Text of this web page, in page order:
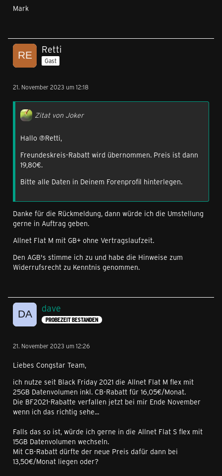
Mark
Retti
Gast
21. November 2023 um 12:18
Zitat von Joker
Hallo @Retti,
Freundeskreis-Rabatt wird übernommen. Preis ist dann
19,80€.
Bitte alle Daten in Deinem Forenprofil hinterlegen.
Danke für die Rückmeldung, dann würde ich die Umstellung
gerne in Auftrag geben.
Allnet Flat M mit GB+ ohne Vertragslaufzeit.
Den AGB's stimme ich zu und habe die Hinweise zum
Widerrufsrecht zu Kenntnis genommen.
dave
PROBEZEIT BESTANDEN
21. November 2023 um 12:26
Liebes Congstar Team,
ich nutze seit Black Friday 2021 die Allnet Flat M flex mit
25GB Datenvolumen inkl. CB-Rabatt für 16,05€/Monat.
Die BF2021-Rabatte verfallen jetzt bei mir Ende November
wenn ich das richtig sehe...
Falls das so ist, würde ich gerne in die Allnet Flat S flex mit
15GB Datenvolumen wechseln.
Mit CB-Rabatt dürfte der neue Preis dafür dann bei
13,50€/Monat liegen oder?